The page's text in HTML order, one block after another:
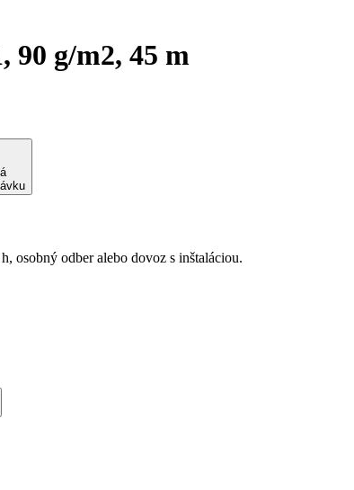
90 g/m2, 45 m
osobný odber alebo dovoz s inštaláciou.